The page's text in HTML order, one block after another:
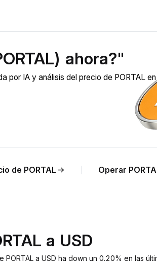
ahora?"
por IA y análisis del precio de PORTAL
de PORTAL Operar
a USD
a USD ha down un 0.20% en las